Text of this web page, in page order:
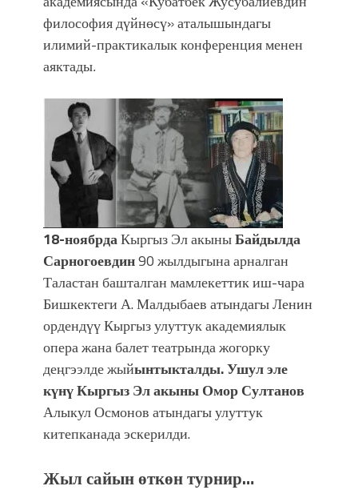
философия дүйнөсү» аталышындагы
илимий-практикалык конференция менен
аяктады.
18-ноябрдаКыргыз Эл акыныБайдылда
Сарногоевдин90 жылдыгына арналган
Таластан башталган мамлекеттик иш-чара
Бишкектеги А. Малдыбаев атындагы Ленин
ордендүү Кыргыз улуттук академиялык
опера жана балет театрында жогорку
деңгээлде жыйынтыкталды. Ушул эле
күнү Кыргыз Эл акыны Омор Султанов
Алыкул Осмонов атындагы улуттук
китепканада эскерилди.
Жыл сайынөткөн турнир…